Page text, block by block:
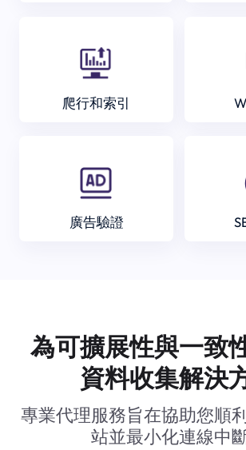
爬行和索引
廣告驗證
為可擴展性與一致
資料收集解決
專業代理服務旨在協助您順
站並最小化連線中斷